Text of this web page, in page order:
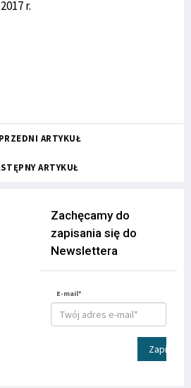
r.
ARTYKUŁ
ARTYKUŁ
Zachęcamy do
zapisania się do
Newslettera
E-mail*
Zapisz